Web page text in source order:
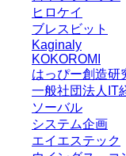
ヒロケイ
ブレスビット
Kaginaly
KOKOROMI
はっぴー創造研
一般社団法人IT
ソーバル
システム企画
エイエステック